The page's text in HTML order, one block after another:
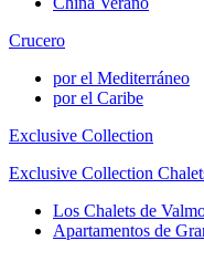
Crucero
por el Mediterráneo
por el Caribe
Exclusive Collection
Exclusive Collection
Los Chalets de
Apartamentos de